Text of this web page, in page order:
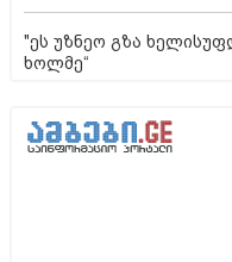
"ეს უზნეო გზა
ხოლმე“